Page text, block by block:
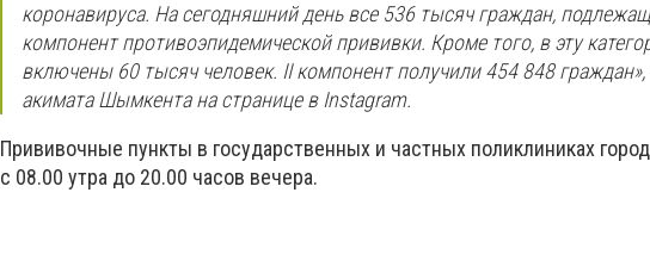
коронавируса. На сегодняшний день все 536 тысяч граждан,
компонент противоэпидемической прививки. Кроме того, в эту
включены 60 тысяч человек. II компонент получили 454 848
акимата Шымкента на странице в Instagram.
Прививочные пункты в государственных и частных поликлиниках
с 08.00 утра до 20.00 часов вечера.